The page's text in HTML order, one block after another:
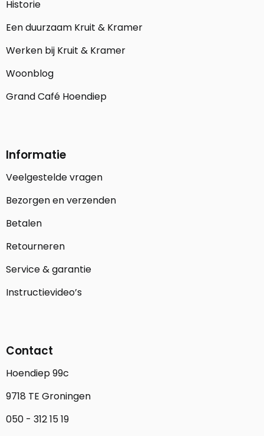
Historie
Een duurzaam Kruit & Kramer
Werken bij Kruit & Kramer
Woonblog
Grand Café Hoendiep
Informatie
Veelgestelde vragen
Bezorgen en verzenden
Betalen
Retourneren
Service & garantie
Instructievideo’s
Contact
Hoendiep 99c
9718 TE Groningen
050 - 312 15 19